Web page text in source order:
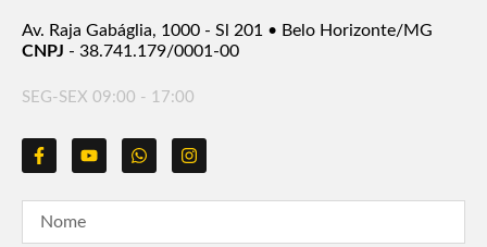
Av. Raja Gabáglia, 1000 - Sl 201 • Belo Horizonte/MG
CNPJ - 38.741.179/0001-00
SEG-SEX 09:00 - 17:00